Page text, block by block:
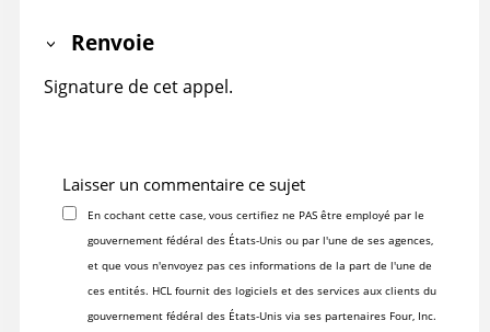
Renvoie
Signature de cet appel.
Laisser un commentaire ce sujet
En cochant cette case, vous certifiez ne PAS être employé par le
gouvernement fédéral des États-Unis ou par l'une de ses agences,
et que vous n'envoyez pas ces informations de la part de l'une de
ces entités. HCL fournit des logiciels et des services aux clients du
gouvernement fédéral des États-Unis via ses partenaires Four, Inc.